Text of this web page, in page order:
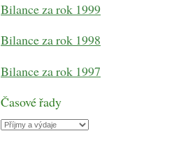
Bilance za rok 1999
Bilance za rok 1998
Bilance za rok 1997
Časové řady